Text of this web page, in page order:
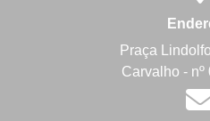
Praça
Carvalho - nº